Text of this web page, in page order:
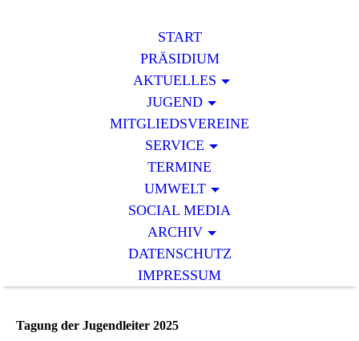
START
PRÄSIDIUM
AKTUELLES
JUGEND
MITGLIEDSVEREINE
SERVICE
TERMINE
UMWELT
SOCIAL MEDIA
ARCHIV
DATENSCHUTZ
IMPRESSUM
Tagung der Jugendleiter 2025